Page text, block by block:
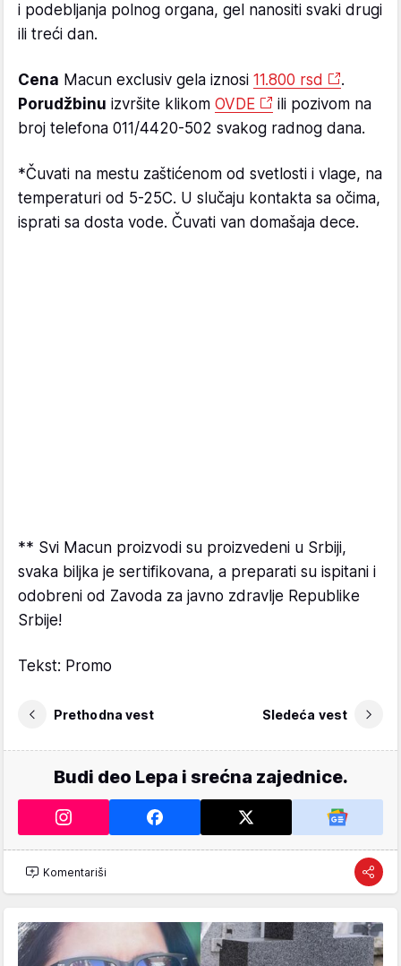
i podebljanja polnog organa, gel nanositi svaki drugi
ili treći dan.
Cena Macun exclusiv gela iznosi 11.800 rsd
.
Porudžbinu izvršite klikom OVDE
ili pozivom na
broj telefona 011/4420-502 svakog radnog dana.
*Čuvati na mestu zaštićenom od svetlosti i vlage, na
temperaturi od 5-25C. U slučaju kontakta sa očima,
isprati sa dosta vode. Čuvati van domašaja dece.
** Svi Macun proizvodi su proizvedeni u Srbiji,
svaka biljka je sertifikovana, a preparati su ispitani i
odobreni od Zavoda za javno zdravlje Republike
Srbije!
Tekst: Promo
Prethodna vest Sledeća vest
Budi deo Lepa i srećna zajednice.
Komentariši